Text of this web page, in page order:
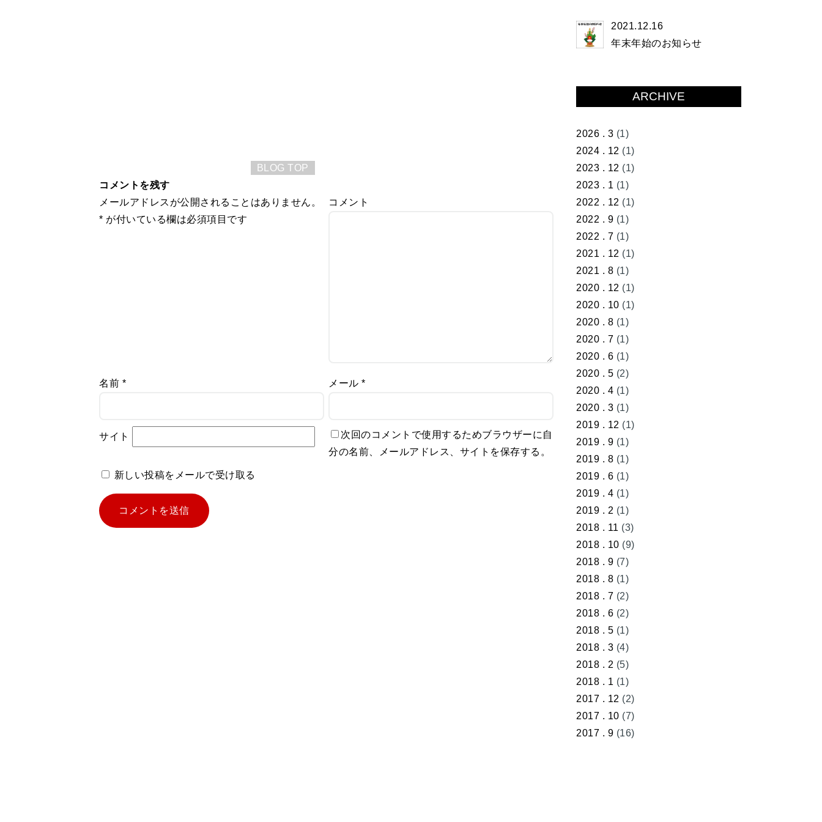
BLOG TOP
コメントを残す
メールアドレスが公開されることはありません。
* が付いている欄は必須項目です
コメント
名前 * メール *
サイト
次回のコメントで使用するためブラウザーに自
分の名前、メールアドレス、サイトを保存する。
新しい投稿をメールで受け取る
2021.12.16
年末年始のお知らせ
ARCHIVE
2026 . 3 (1)
2024 . 12 (1)
2023 . 12 (1)
2023 . 1 (1)
2022 . 12 (1)
2022 . 9 (1)
2022 . 7 (1)
2021 . 12 (1)
2021 . 8 (1)
2020 . 12 (1)
2020 . 10 (1)
2020 . 8 (1)
2020 . 7 (1)
2020 . 6 (1)
2020 . 5 (2)
2020 . 4 (1)
2020 . 3 (1)
2019 . 12 (1)
2019 . 9 (1)
2019 . 8 (1)
2019 . 6 (1)
2019 . 4 (1)
2019 . 2 (1)
2018 . 11 (3)
2018 . 10 (9)
2018 . 9 (7)
2018 . 8 (1)
2018 . 7 (2)
2018 . 6 (2)
2018 . 5 (1)
2018 . 3 (4)
2018 . 2 (5)
2018 . 1 (1)
2017 . 12 (2)
2017 . 10 (7)
2017 . 9 (16)